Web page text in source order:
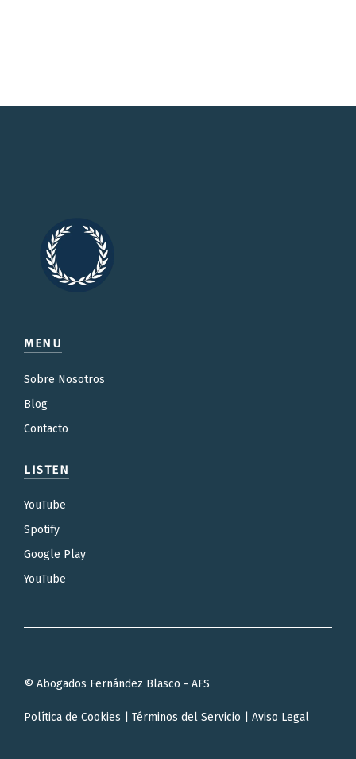
MENU
Sobre Nosotros
Blog
Contacto
LISTEN
YouTube
Spotify
Google Play
YouTube
© Abogados Fernández Blasco - AFS
Política de Cookies Términos del Servicio Aviso Legal